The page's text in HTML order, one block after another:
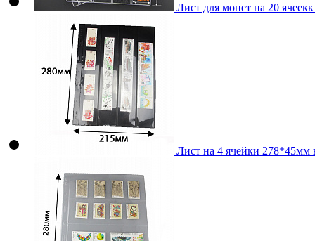
Лист для монет на 20
Лист на 4 ячейки 278*45мм